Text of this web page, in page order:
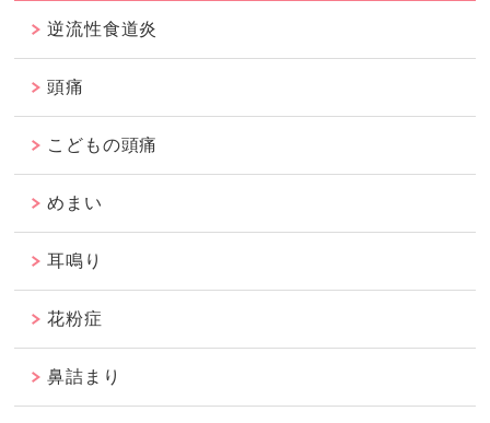
逆流性食道炎
頭痛
こどもの頭痛
めまい
耳鳴り
花粉症
鼻詰まり